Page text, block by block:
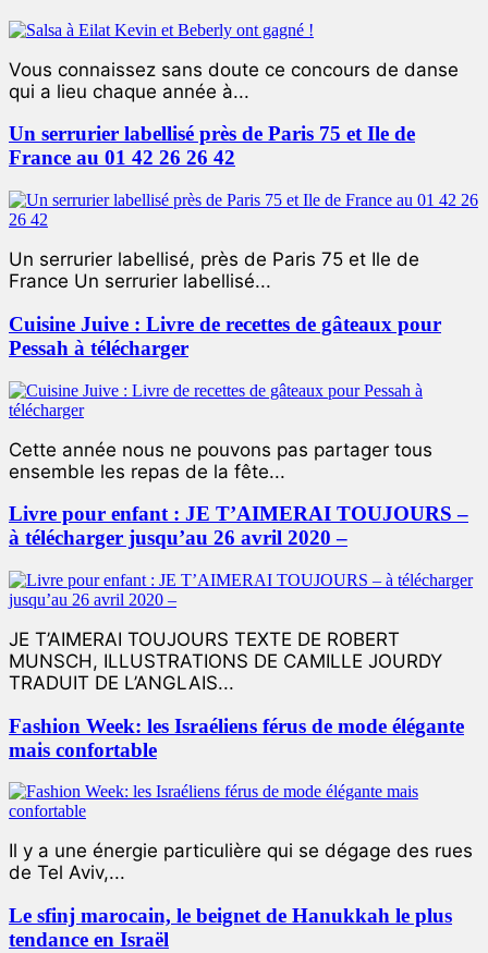
Vous connaissez sans doute ce concours de danse
qui a lieu chaque année à...
Un serrurier labellisé près de Paris 75 et Ile de
France au 01 42 26 26 42
Un serrurier labellisé, près de Paris 75 et Ile de
France Un serrurier labellisé...
Cuisine Juive : Livre de recettes de gâteaux pour
Pessah à télécharger
Cette année nous ne pouvons pas partager tous
ensemble les repas de la fête...
Livre pour enfant : JE T’AIMERAI TOUJOURS –
à télécharger jusqu’au 26 avril 2020 –
JE T’AIMERAI TOUJOURS TEXTE DE ROBERT
MUNSCH, ILLUSTRATIONS DE CAMILLE JOURDY
TRADUIT DE L’ANGLAIS...
Fashion Week: les Israéliens férus de mode élégante
mais confortable
Il y a une énergie particulière qui se dégage des rues
de Tel Aviv,...
Le sfinj marocain, le beignet de Hanukkah le plus
tendance en Israël